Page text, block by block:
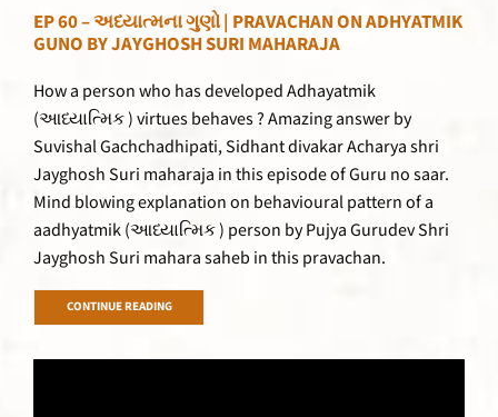
EP 60 – અધ્યાત્મના ગુણો | PRAVACHAN ON ADHYATMIK
GUNO BY JAYGHOSH SURI MAHARAJA
How a person who has developed Adhayatmik
(આધ્યાત્મિક ) virtues behaves ? Amazing answer by
Suvishal Gachchadhipati, Sidhant divakar Acharya shri
Jayghosh Suri maharaja in this episode of Guru no saar.
Mind blowing explanation on behavioural pattern of a
aadhyatmik (આધ્યાત્મિક ) person by Pujya Gurudev Shri
Jayghosh Suri mahara saheb in this pravachan.
CONTINUE READING